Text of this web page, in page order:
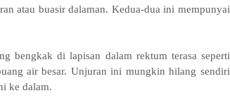
atau buasir dalaman. Kedua-dua ini mempunyai
bengkak di lapisan dalam rektum terasa seperti
air besar. Unjuran ini mungkin hilang sendiri
ke dalam.